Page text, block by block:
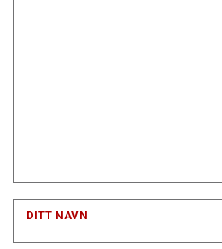
DITT NAVN